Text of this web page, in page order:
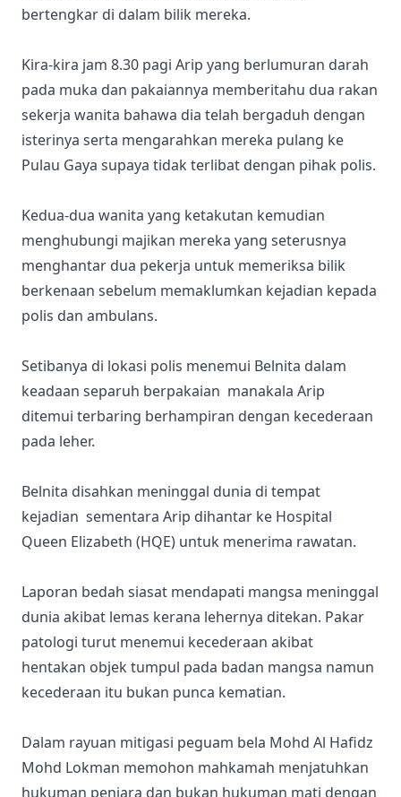
bertengkar di dalam bilik mereka.
Kira-kira jam 8.30 pagi Arip yang berlumuran darah
pada muka dan pakaiannya memberitahu dua rakan
sekerja wanita bahawa dia telah bergaduh dengan
isterinya serta mengarahkan mereka pulang ke
Pulau Gaya supaya tidak terlibat dengan pihak polis.
Kedua-dua wanita yang ketakutan kemudian
menghubungi majikan mereka yang seterusnya
menghantar dua pekerja untuk memeriksa bilik
berkenaan sebelum memaklumkan kejadian kepada
polis dan ambulans.
Setibanya di lokasi polis menemui Belnita dalam
keadaan separuh berpakaian manakala Arip
ditemui terbaring berhampiran dengan kecederaan
pada leher.
Belnita disahkan meninggal dunia di tempat
kejadian sementara Arip dihantar ke Hospital
Queen Elizabeth (HQE) untuk menerima rawatan.
Laporan bedah siasat mendapati mangsa meninggal
dunia akibat lemas kerana lehernya ditekan. Pakar
patologi turut menemui kecederaan akibat
hentakan objek tumpul pada badan mangsa namun
kecederaan itu bukan punca kematian.
Dalam rayuan mitigasi peguam bela Mohd Al Hafidz
Mohd Lokman memohon mahkamah menjatuhkan
hukuman penjara dan bukan hukuman mati dengan